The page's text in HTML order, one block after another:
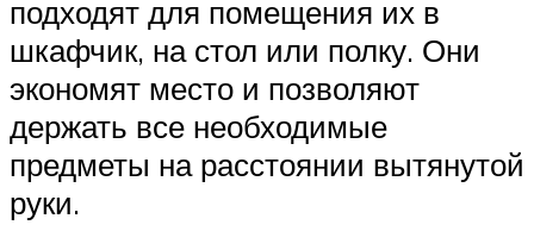
подходят для помещения их в
шкафчик, на стол или полку. Они
экономят место и позволяют
держать все необходимые
предметы на расстоянии вытянутой
руки.